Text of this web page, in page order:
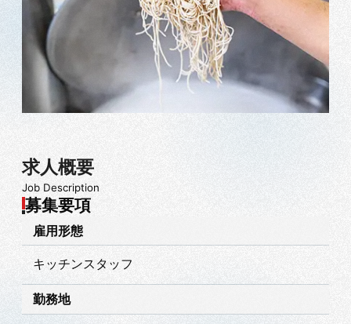
求人概要
Job Description
募集要項
雇用形態
キッチンスタッフ
勤務地